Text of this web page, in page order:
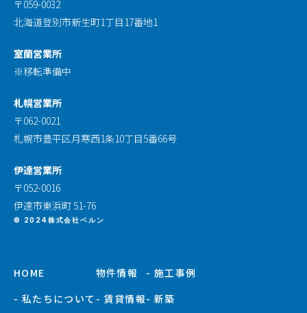
〒059-0032
北海道登別市新生町1丁目17番地1
室蘭営業所
※移転準備中
札幌営業所
〒062-0021
札幌市豊平区月寒西1条10丁目5番66号
伊達営業所
〒052-0016
伊達市東浜町 51-76
© 2024株式会社ベルン
HOME
- 私たちについて
物件情報
- 賃貸情報
- 施工事例
- 新築